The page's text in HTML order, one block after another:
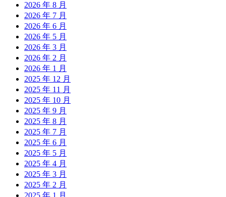
2026 年 8 月
2026 年 7 月
2026 年 6 月
2026 年 5 月
2026 年 3 月
2026 年 2 月
2026 年 1 月
2025 年 12 月
2025 年 11 月
2025 年 10 月
2025 年 9 月
2025 年 8 月
2025 年 7 月
2025 年 6 月
2025 年 5 月
2025 年 4 月
2025 年 3 月
2025 年 2 月